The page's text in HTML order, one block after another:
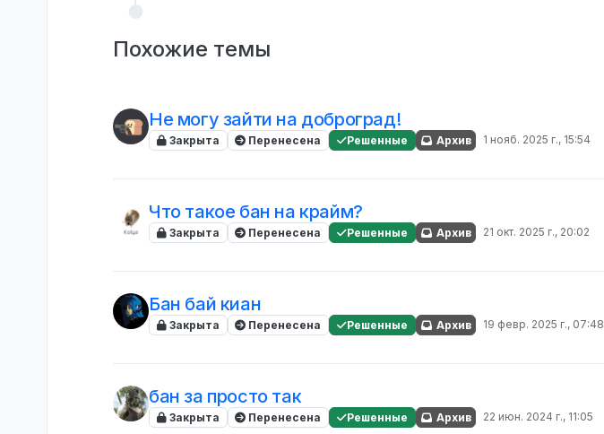
Похожие темы
Не могу зайти на доброград!
Закрыта Перенесена Решенные Архив 1 нояб. 2025 г., 15:54
Что такое бан на крайм?
Закрыта Перенесена Решенные Архив 21 окт. 2025 г., 20:02
Бан бай киан
Закрыта Перенесена Решенные Архив 19 февр. 2025 г., 07:48
бан за просто так
Закрыта Перенесена Решенные Архив 22 июн. 2024 г., 11:05